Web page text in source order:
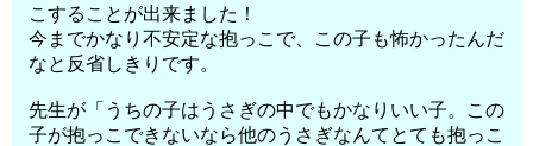
こすることが出来ました！
今までかなり不安定な抱っこで、この子も怖かったんだ
なと反省しきりです。
先生が「うちの子はうさぎの中でもかなりいい子。この
子が抱っこできないなら他のうさぎなんてとても抱っこ